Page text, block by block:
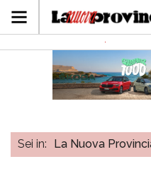
Sei in: La Nuova